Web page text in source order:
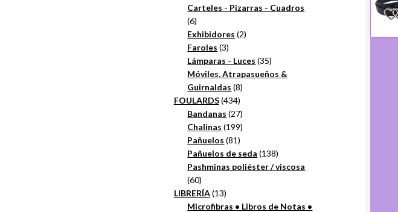
productos
Carteles - Pizarras - Cuadros
66
productos
Exhibidores 22
Faroles 33
productos
Lámparas - Luces 3535
productos
Móviles, Atrapasueños &
Guirnaldas 88
FOULARDS 434434
productos
Bandanas 2727
productos
Chalinas 199199
Pañuelos 8181
productos
Pañuelos de seda 138138
productos
Pashminas poliéster / viscosa
6060
productos
LIBRERÍA 1313
productos
Microfibras • Libros de Notas •